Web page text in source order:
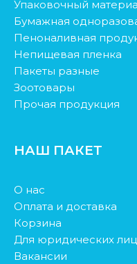
Упаковочный
Бумажная
Пеноналивная
Непищевая пленка
Пакеты разные
Зоотовары
Прочая продукция
НАШ ПАКЕТ
О нас
Оплата и доставка
Корзина
Для юридических лиц
Вакансии